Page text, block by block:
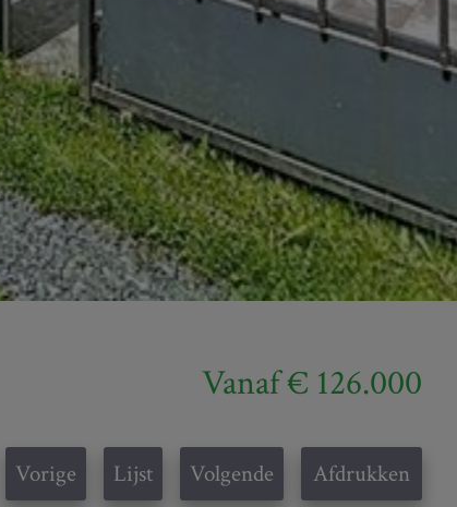
Vanaf € 126.000
Vorige Lijst Volgende Afdrukken